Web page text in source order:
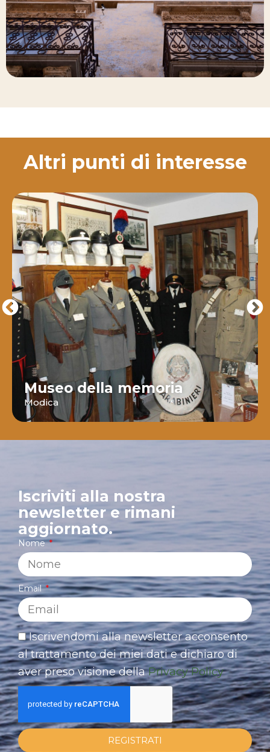
Altri punti di interesse
Museo della memoria
Modica
Iscriviti alla nostra
newsletter e rimani
aggiornato.
Nome
Email
Iscrivendomi alla newsletter acconsento
al trattamento dei miei dati e dichiaro di
aver preso visione dellaPrivacy Policy
REGISTRATI